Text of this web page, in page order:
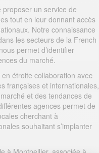
un service de
tout en leur donnant accès
Notre connaissance
les secteurs de la French
permet d’identifier
du marché.
étroite collaboration avec
françaises et internationales,
et des tendances de
agences permet de
cherchant à
souhaitant s’implanter